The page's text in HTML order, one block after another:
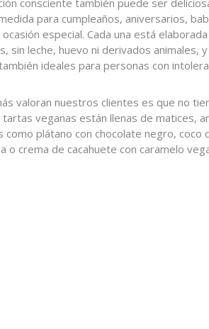
para cumpleaños, aniversarios,
ocasión especial. Cada una está
sin leche, huevo ni derivados animales,
ideales para personas con
valoran nuestros clientes es que no
veganas están llenas de matices,
como plátano con chocolate negro, coco
o crema de cacahuete con caramelo